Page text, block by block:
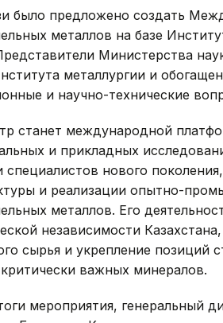
было предложено создать
металлов на базе
Министерства
металлургии и
и научно-технические
станет международной
и прикладных
специалистов нового
и реализации опытно-
металлов. Его
независимости
сырья и укрепление позиций
важных минералов.
мероприятия, генеральный